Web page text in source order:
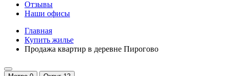
Отзывы
Наши офисы
Главная
Купить жилье
Продажа квартир в деревне Пирогово